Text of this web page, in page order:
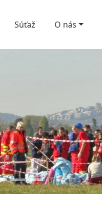
Súťaž O nás